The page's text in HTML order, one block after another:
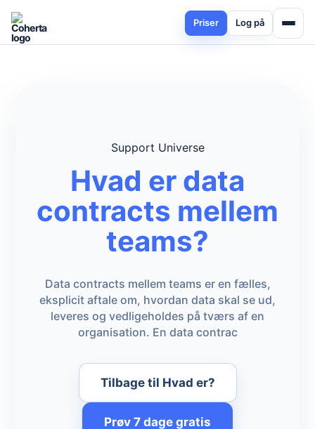
Priser Log på
Support Universe
Hvad er data
contracts mellem
teams?
Data contracts mellem teams er en fælles,
eksplicit aftale om, hvordan data skal se ud,
leveres og vedligeholdes på tværs af en
organisation. En data contrac
Tilbage til Hvad er?
Prøv 7 dage gratis